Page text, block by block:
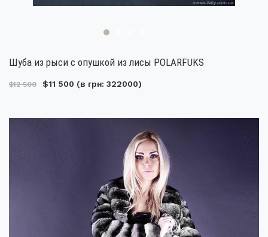
Шуба из рыси с опушкой из лисы POLARFUKS
$12 500 $11 500 (в грн: 322000)